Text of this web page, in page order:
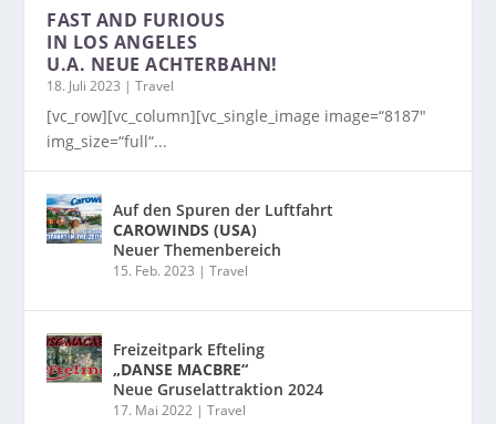
FAST AND FURIOUS
IN LOS ANGELES
U.A. NEUE ACHTERBAHN!
18. Juli 2023 |Travel
[vc_row][vc_column][vc_single_image image=“8187″
img_size=“full“...
Auf den Spuren der Luftfahrt
CAROWINDS (USA)
Neuer Themenbereich
15. Feb. 2023 |Travel
Freizeitpark Efteling
„DANSE MACBRE“
Neue Gruselattraktion 2024
17. Mai 2022 |Travel